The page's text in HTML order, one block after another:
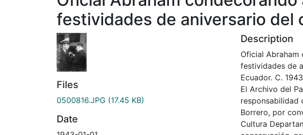
festividades de aniversario del
Files
0500816.JPG (17.45 KB)
Date
Description
Oficial Abraham
festividades de
Ecuador. C.
El Archivo del
responsabilidad
Borrero, por
Cultura